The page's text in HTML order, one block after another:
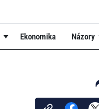
Ekonomika Názory